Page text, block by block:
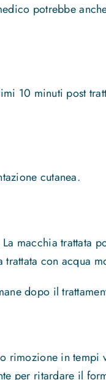
potrebbe
10 minuti post
cutanea.
macchia trattata
con acqua
dopo il
rimozione in
per ritardare il